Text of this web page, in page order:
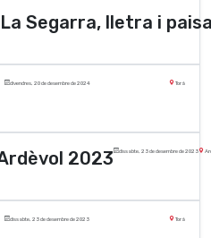
Segarra, lletra i
divendres, 20 de desembre de 2024 Torà
2023 dissabte, 23 de desembre de 2023
dissabte, 23 de desembre de 2023 Torà